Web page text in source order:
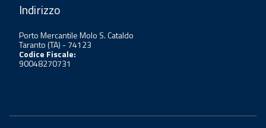
Indirizzo
Porto Mercantile Molo S. Cataldo
Taranto (TA) - 74123
Codice Fiscale:
90048270731